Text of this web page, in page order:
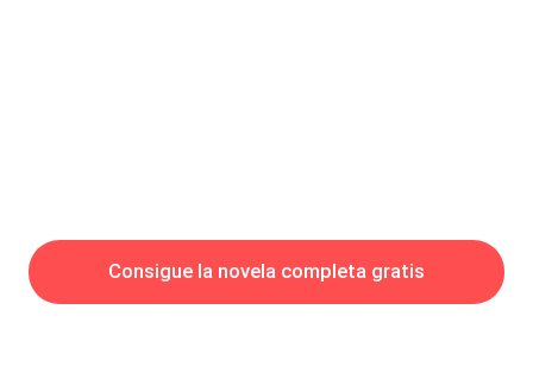
Consigue la novela completa gratis